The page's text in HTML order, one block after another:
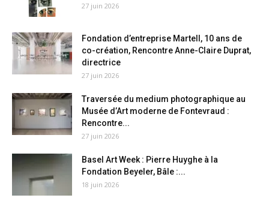
27 juin 2026
Fondation d’entreprise Martell, 10 ans de
co-création, Rencontre Anne-Claire Duprat,
directrice
27 juin 2026
Traversée du medium photographique au
Musée d’Art moderne de Fontevraud :
Rencontre...
27 juin 2026
Basel Art Week : Pierre Huyghe à la
Fondation Beyeler, Bâle :...
18 juin 2026